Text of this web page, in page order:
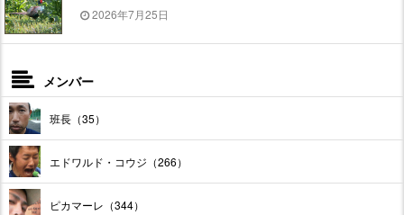
2026年7月25日
メンバー
班長（35）
エドワルド・コウジ（266）
ピカマーレ（344）